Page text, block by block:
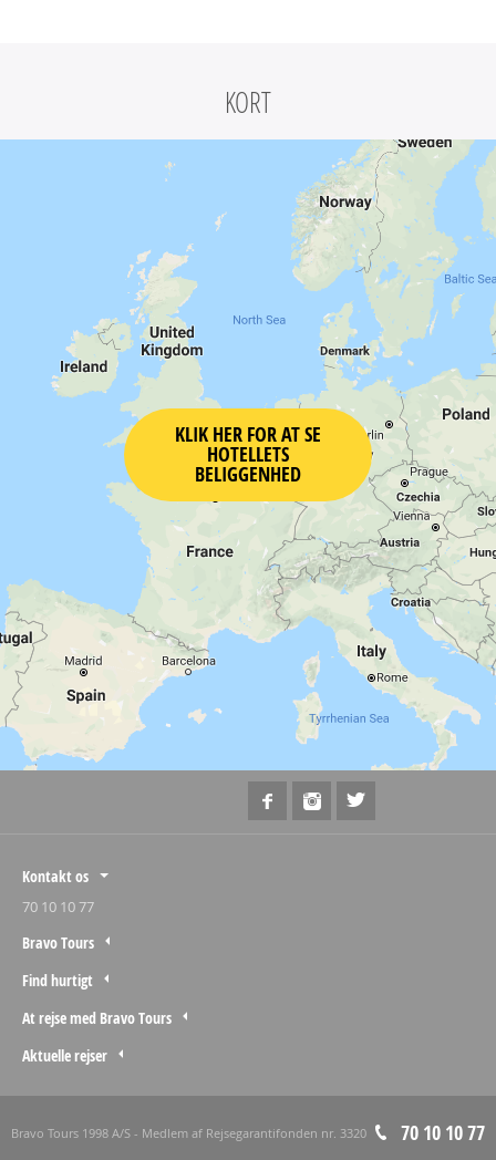
KORT
KLIK HER FOR AT SE
HOTELLETS
BELIGGENHED
Kontakt os
70 10 10 77
Bravo Tours
Find hurtigt
At rejse med Bravo Tours
Aktuelle rejser
Bravo Tours 1998 A/S - Medlem af Rejsegarantifonden nr. 3320 70 10 10 77